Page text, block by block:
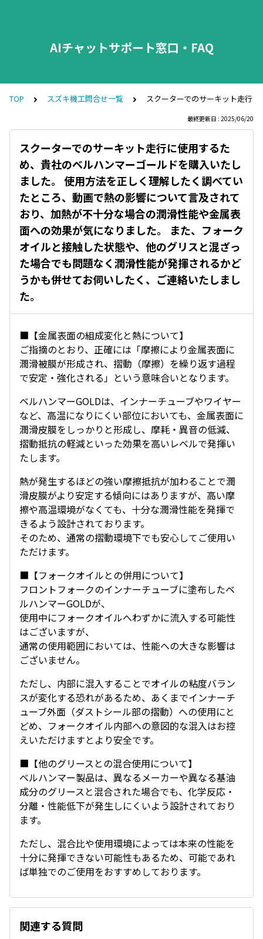
AIチャットサポート窓口・FAQ
TOP スズキ機工問合せ一覧 スクーターでのサーキット走行
最終更新日 : 2025/06/20
スクーターでのサーキット走行に使用するた
め、貴社のベルハンマーゴールドを購入いたし
ました。 使用方法を正しく理解したく調べてい
たところ、動画で熱の影響について言及されて
おり、加熱が不十分な場合の潤滑性能や金属表
面への効果が気になりました。 また、フォーク
オイルと接触した状態や、他のグリスと混ざっ
た場合でも問題なく潤滑性能が発揮されるかど
うかも併せてお伺いしたく、ご連絡いたしまし
た。
■【金属表面の組成変化と熱について】
ご指摘のとおり、正確には「摩擦により金属表面に
潤滑被膜が形成され、摺動（摩擦）を繰り返す過程
で安定・強化される」という意味合いとなります。
ベルハンマーGOLDは、インナーチューブやワイヤー
など、高温になりにくい部位においても、金属表面に
潤滑皮膜をしっかりと形成し、摩耗・異音の低減、
摺動抵抗の軽減といった効果を高いレベルで発揮い
たします。
熱が発生するほどの強い摩擦抵抗が加わることで潤
滑皮膜がより安定する傾向にはありますが、高い摩
擦や高温環境がなくても、十分な潤滑性能を発揮で
きるよう設計されております。
そのため、通常の摺動環境下でも安心してご使用い
ただけます。
■【フォークオイルとの併用について】
フロントフォークのインナーチューブに塗布したベ
ルハンマーGOLDが、
使用中にフォークオイルへわずかに流入する可能性
はございますが、
通常の使用範囲においては、性能への大きな影響は
ございません。
ただし、内部に混入することでオイルの粘度バラン
スが変化する恐れがあるため、あくまでインナーチ
ューブ外面（ダストシール部の摺動）への使用にと
どめ、フォークオイル内部への意図的な混入はお控
えいただけますとより安全です。
■【他のグリースとの混合使用について】
ベルハンマー製品は、異なるメーカーや異なる基油
成分のグリースと混合された場合でも、化学反応・
分離・性能低下が発生しにくいよう設計されており
ます。
ただし、混合比や使用環境によっては本来の性能を
十分に発揮できない可能性もあるため、可能であれ
ば単独でのご使用をおすすめしております。
関連する質問